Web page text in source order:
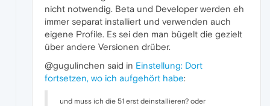
nicht notwendig. Beta und Developer werden eh
immer separat installiert und verwenden auch
eigene Profile. Es sei den man bügelt die gezielt
über andere Versionen drüber.
@gugulinchen said in Einstellung: Dort
fortsetzen, wo ich aufgehört habe:
und muss ich die 51 erst deinstallieren? oder